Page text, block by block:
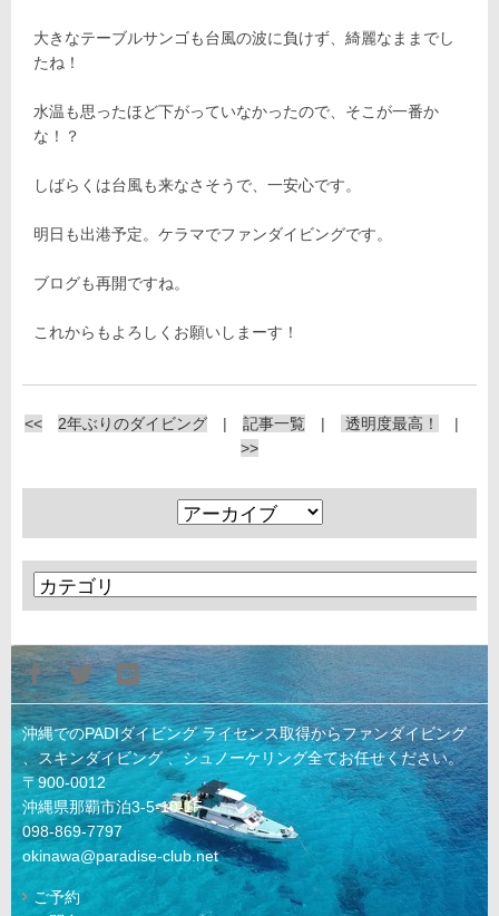
大きなテーブルサンゴも台風の波に負けず、綺麗なままでし
たね！
水温も思ったほど下がっていなかったので、そこが一番か
な！？
しばらくは台風も来なさそうで、一安心です。
明日も出港予定。ケラマでファンダイビングです。
ブログも再開ですね。
これからもよろしくお願いしまーす！
<< 2年ぶりのダイビング | 記事一覧 | 透明度最高！
|
>>
沖縄でのPADIダイビング ライセンス取得からファンダイビング
、スキンダイビング 、シュノーケリング全てお任せください。
〒900-0012
沖縄県那覇市泊3-5-10-1F
098-869-7797
okinawa@paradise-club.net
ご予約